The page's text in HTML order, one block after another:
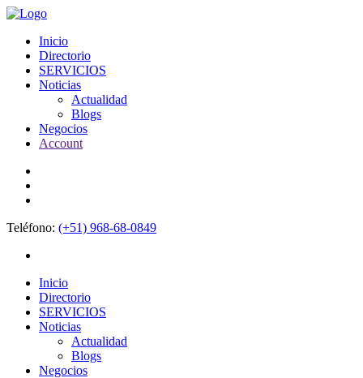
Inicio
Directorio
SERVICIOS
Noticias
Actualidad
Blogs
Negocios
Account
Teléfono: (+51) 968-68-0849
Inicio
Directorio
SERVICIOS
Noticias
Actualidad
Blogs
Negocios